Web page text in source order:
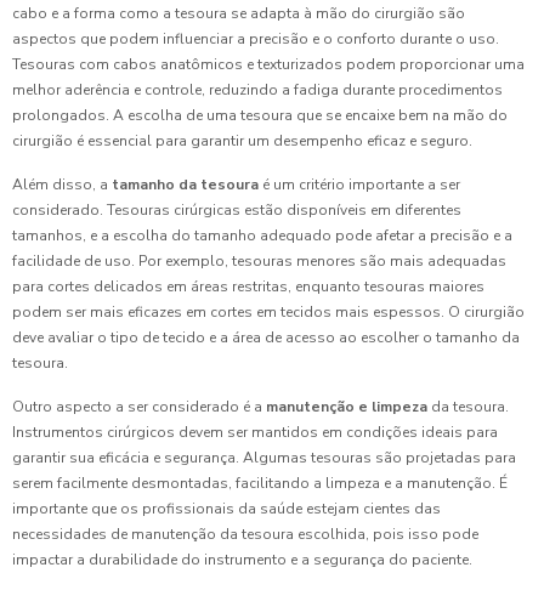
cabo e a forma como a tesoura se adapta à mão do cirurgião são
aspectos que podem influenciar a precisão e o conforto durante o uso.
Tesouras com cabos anatômicos e texturizados podem proporcionar uma
melhor aderência e controle, reduzindo a fadiga durante procedimentos
prolongados. A escolha de uma tesoura que se encaixe bem na mão do
cirurgião é essencial para garantir um desempenho eficaz e seguro.
Além disso, a tamanho da tesoura é um critério importante a ser
considerado. Tesouras cirúrgicas estão disponíveis em diferentes
tamanhos, e a escolha do tamanho adequado pode afetar a precisão e a
facilidade de uso. Por exemplo, tesouras menores são mais adequadas
para cortes delicados em áreas restritas, enquanto tesouras maiores
podem ser mais eficazes em cortes em tecidos mais espessos. O cirurgião
deve avaliar o tipo de tecido e a área de acesso ao escolher o tamanho da
tesoura.
Outro aspecto a ser considerado é a manutenção e limpeza da tesoura.
Instrumentos cirúrgicos devem ser mantidos em condições ideais para
garantir sua eficácia e segurança. Algumas tesouras são projetadas para
serem facilmente desmontadas, facilitando a limpeza e a manutenção. É
importante que os profissionais da saúde estejam cientes das
necessidades de manutenção da tesoura escolhida, pois isso pode
impactar a durabilidade do instrumento e a segurança do paciente.